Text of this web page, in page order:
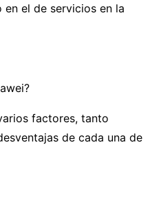
el de servicios en la
factores, tanto
de cada una de